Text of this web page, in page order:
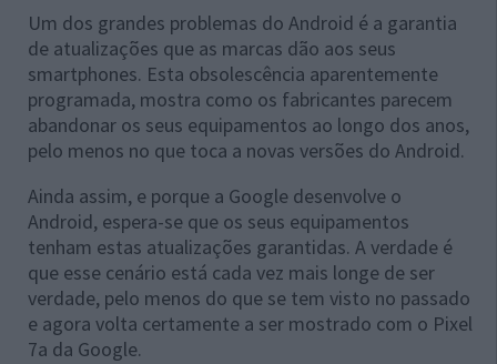
Um dos grandes problemas do Android é a garantia
de atualizações que as marcas dão aos seus
smartphones. Esta obsolescência aparentemente
programada, mostra como os fabricantes parecem
abandonar os seus equipamentos ao longo dos anos,
pelo menos no que toca a novas versões do Android.
Ainda assim, e porque a Google desenvolve o
Android, espera-se que os seus equipamentos
tenham estas atualizações garantidas. A verdade é
que esse cenário está cada vez mais longe de ser
verdade, pelo menos do que se tem visto no passado
e agora volta certamente a ser mostrado com o Pixel
7a da Google.